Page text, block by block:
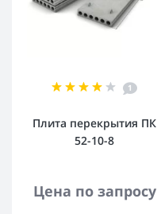
1
Плита перекрытия ПК
52-10-8
Цена по запросу